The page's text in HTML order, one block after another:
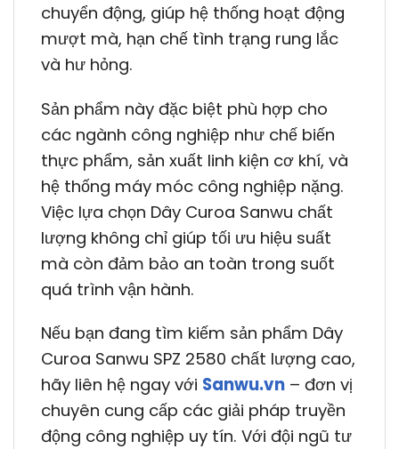
chuyển động, giúp hệ thống hoạt động
mượt mà, hạn chế tình trạng rung lắc
và hư hỏng.
Sản phẩm này đặc biệt phù hợp cho
các ngành công nghiệp như chế biến
thực phẩm, sản xuất linh kiện cơ khí, và
hệ thống máy móc công nghiệp nặng.
Việc lựa chọn Dây Curoa Sanwu chất
lượng không chỉ giúp tối ưu hiệu suất
mà còn đảm bảo an toàn trong suốt
quá trình vận hành.
Nếu bạn đang tìm kiếm sản phẩm Dây
Curoa Sanwu SPZ 2580 chất lượng cao,
hãy liên hệ ngay với Sanwu.vn – đơn vị
chuyên cung cấp các giải pháp truyền
động công nghiệp uy tín. Với đội ngũ tư